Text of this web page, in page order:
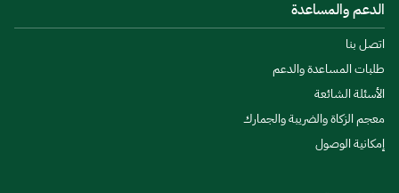
الدعم والمساعدة
اتصل بنا
طلبات المساعدة والدعم
الأسئلة الشائعة
معجم الزكاة والضريبة والجمارك
إمكانية الوصول